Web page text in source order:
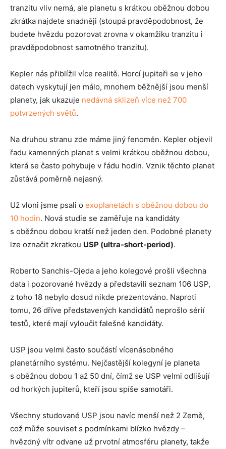
tranzitu vliv nemá, ale planetu s krátkou oběžnou dobou
zkrátka najdete snadněji (stoupá pravděpodobnost, že
budete hvězdu pozorovat zrovna v okamžiku tranzitu i
pravděpodobnost samotného tranzitu).
Kepler nás přiblížil více realitě. Horcí jupiteři se v jeho
datech vyskytují jen málo, mnohem běžnější jsou menší
planety, jak ukazuje nedávná sklizeň více než 700
potvrzených světů.
Na druhou stranu zde máme jiný fenomén. Kepler objevil
řadu kamenných planet s velmi krátkou oběžnou dobou,
která se často pohybuje v řádu hodin. Vznik těchto planet
zůstává poměrně nejasný.
Už vloni jsme psali o exoplanetách s oběžnou dobou do
10 hodin. Nová studie se zaměřuje na kandidáty
s oběžnou dobou kratší než jeden den. Podobné planety
lze označit zkratkou USP (ultra-short-period).
Roberto Sanchis-Ojeda a jeho kolegové prošli všechna
data i pozorované hvězdy a představili seznam 106 USP,
z toho 18 nebylo dosud nikde prezentováno. Naproti
tomu, 26 dříve představených kandidátů neprošlo sérií
testů, které mají vyloučit falešné kandidáty.
USP jsou velmi často součástí vícenásobného
planetárního systému. Nejčastější kolegyní je planeta
s oběžnou dobou 1 až 50 dní, čímž se USP velmi odlišují
od horkých jupiterů, kteří jsou spíše samotáři.
Všechny studované USP jsou navíc menší než 2 Země,
což může souviset s podmínkami blízko hvězdy –
hvězdný vítr odvane už prvotní atmosféru planety, takže